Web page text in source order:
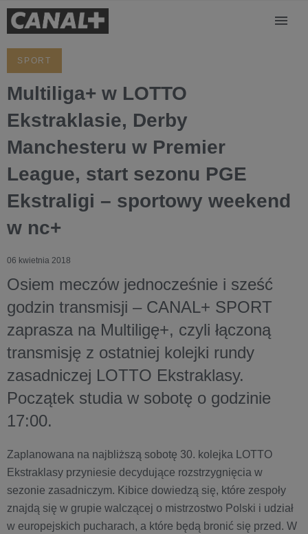
SPORT
Multiliga+ w LOTTO
Ekstraklasie, Derby
Manchesteru w Premier
League, start sezonu PGE
Ekstraligi – sportowy weekend
w nc+
06 kwietnia 2018
Osiem meczów jednocześnie i sześć
godzin transmisji – CANAL+ SPORT
zaprasza na Multiligę+, czyli łączoną
transmisję z ostatniej kolejki rundy
zasadniczej LOTTO Ekstraklasy.
Początek studia w sobotę o godzinie
17:00.
Zaplanowana na najbliższą sobotę 30. kolejka LOTTO
Ekstraklasy przyniesie decydujące rozstrzygnięcia w
sezonie zasadniczym. Kibice dowiedzą się, które zespoły
znajdą się w grupie walczącej o mistrzostwo Polski i udział
w europejskich pucharach, a które będą bronić się przed. W